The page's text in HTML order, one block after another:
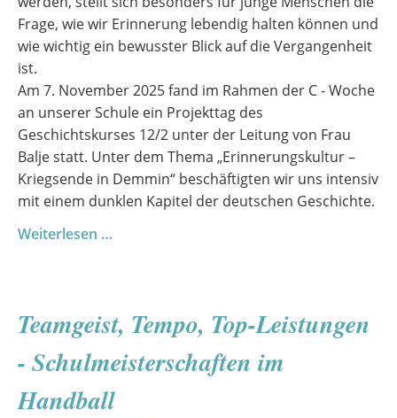
Frage, wie wir Erinnerung lebendig halten können und
wie wichtig ein bewusster Blick auf die Vergangenheit
ist.
Am 7. November 2025 fand im Rahmen der C - Woche
an unserer Schule ein Projekttag des
Geschichtskurses 12/2 unter der Leitung von Frau
Balje statt. Unter dem Thema „Erinnerungskultur –
Kriegsende in Demmin“ beschäftigten wir uns intensiv
mit einem dunklen Kapitel der deutschen Geschichte.
Weiterlesen …
in
Demmin“
Teamgeist, Tempo, Top-Leistungen
- Schulmeisterschaften im
Handball